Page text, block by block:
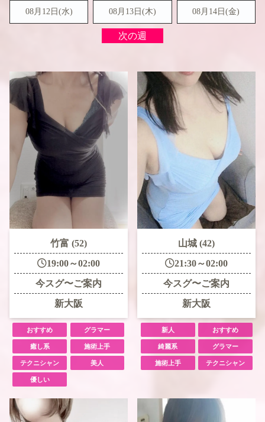
08月12日(水) 08月13日(木) 08月14日(金)
次の週
竹富 (52)
19:00～02:00
今スグ〜ご案内
新大阪
おすすめ グラマー
癒し系 施術上手
テクニシャン 美人
優しい
山城 (42)
21:30～02:00
今スグ〜ご案内
新大阪
新人 おすすめ
綺麗系 グラマー
施術上手 テクニシャン